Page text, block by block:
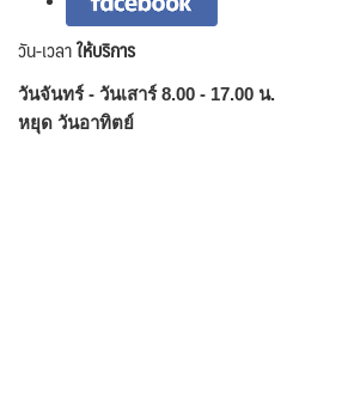
วัน-เวลาให้บริการ
วันจันทร์ - วันเสาร์ 8.00 - 17.00 น.
หยุด วันอาทิตย์